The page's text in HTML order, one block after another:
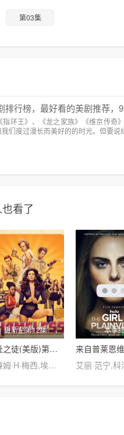
第03集
排行榜，最好看的美剧推荐，
指环王》、《龙之家族》《维京传奇
们度过漫长而美好的的时光。但要说
看了
更新至第12集
无耻之徒(美版)第一季
威廉姆·H·梅西,埃米·罗森,杰瑞米·阿伦·怀特,卡梅隆·莫纳汉,艾玛·肯尼,伊森·卡特科斯基
本季